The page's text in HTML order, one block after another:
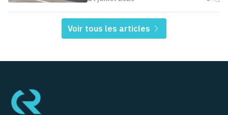
Voir tous les articles